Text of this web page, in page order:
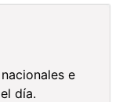
e
día.